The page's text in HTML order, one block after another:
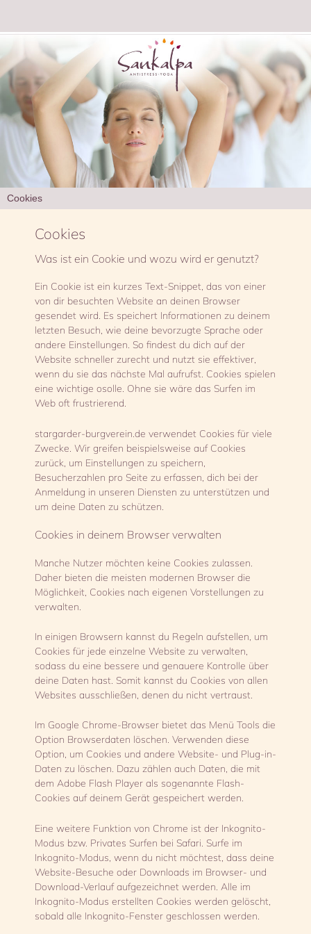
Cookies
Cookies
Was ist ein Cookie und wozu wird er genutzt?
Ein Cookie ist ein kurzes Text-Snippet, das von einer
von dir besuchten Website an deinen Browser
gesendet wird. Es speichert Informationen zu deinem
letzten Besuch, wie deine bevorzugte Sprache oder
andere Einstellungen. So findest du dich auf der
Website schneller zurecht und nutzt sie effektiver,
wenn du sie das nächste Mal aufrufst. Cookies spielen
eine wichtige osolle. Ohne sie wäre das Surfen im
Web oft frustrierend.
stargarder-burgverein.de verwendet Cookies für viele
Zwecke. Wir greifen beispielsweise auf Cookies
zurück, um Einstellungen zu speichern,
Besucherzahlen pro Seite zu erfassen, dich bei der
Anmeldung in unseren Diensten zu unterstützen und
um deine Daten zu schützen.
Cookies in deinem Browser verwalten
Manche Nutzer möchten keine Cookies zulassen.
Daher bieten die meisten modernen Browser die
Möglichkeit, Cookies nach eigenen Vorstellungen zu
verwalten.
In einigen Browsern kannst du Regeln aufstellen, um
Cookies für jede einzelne Website zu verwalten,
sodass du eine bessere und genauere Kontrolle über
deine Daten hast. Somit kannst du Cookies von allen
Websites ausschließen, denen du nicht vertraust.
Im Google Chrome-Browser bietet das Menü Tools die
Option Browserdaten löschen. Verwenden diese
Option, um Cookies und andere Website- und Plug-in-
Daten zu löschen. Dazu zählen auch Daten, die mit
dem Adobe Flash Player als sogenannte Flash-
Cookies auf deinem Gerät gespeichert werden.
Eine weitere Funktion von Chrome ist der Inkognito-
Modus bzw. Privates Surfen bei Safari. Surfe im
Inkognito-Modus, wenn du nicht möchtest, dass deine
Website-Besuche oder Downloads im Browser- und
Download-Verlauf aufgezeichnet werden. Alle im
Inkognito-Modus erstellten Cookies werden gelöscht,
sobald alle Inkognito-Fenster geschlossen werden.